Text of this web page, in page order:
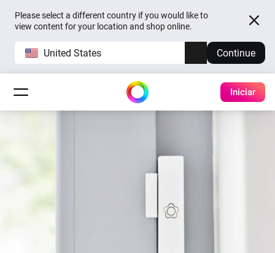
Please select a different country if you would like to
view content for your location and shop online.
United States Continue
Iniciar